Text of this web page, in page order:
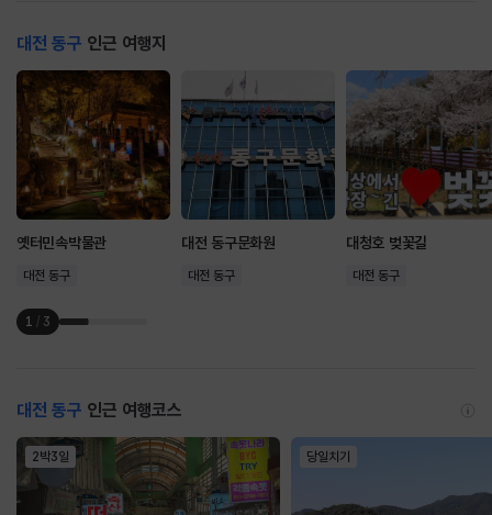
대전 동구 인근 여행지
옛터민속박물관
대전 동구
대전 동구문화원
대전 동구
대청호 벚꽃길
대전 동구
1 / 3
대전 동구 인근 여행코스
2박3일 당일치기